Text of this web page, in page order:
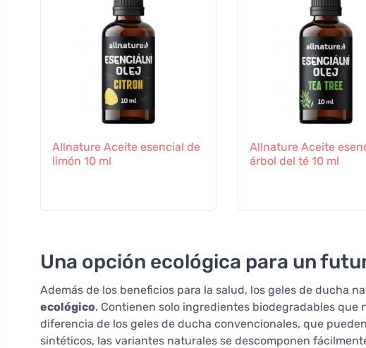
Allnature Aceite esencial de
limón 10 ml
Allnature Aceite
árbol del té 10 ml
Una opción ecológica para un
Además de los beneficios para la salud, los geles de ducha
ecológico. Contienen solo ingredientes biodegradables que
diferencia de los geles de ducha convencionales, que
sintéticos, las variantes naturales se descomponen